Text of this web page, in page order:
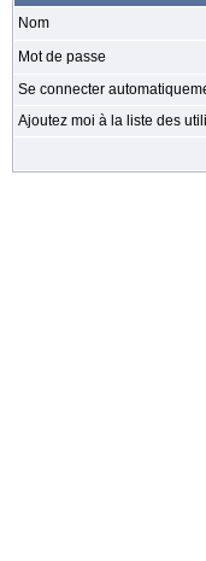
Nom
Mot de passe
Se connecter
Ajoutez moi à la liste des